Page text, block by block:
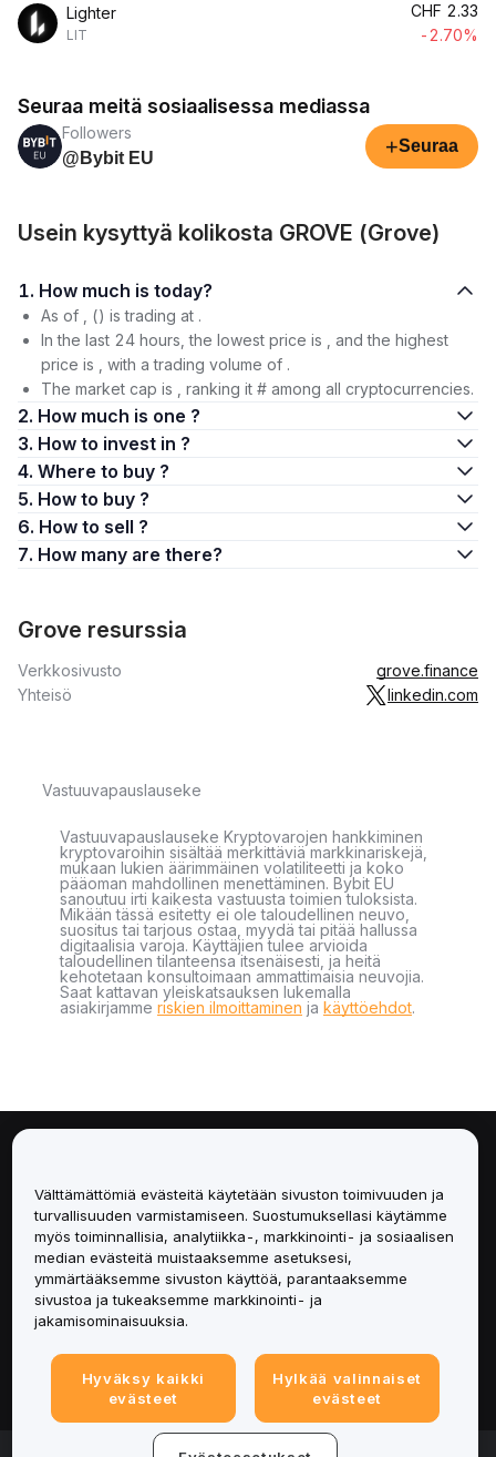
Lighter
LIT
CHF 2.33
-2.70%
Seuraa meitä sosiaalisessa mediassa
Followers
@Bybit EU
+Seuraa
Usein kysyttyä kolikosta GROVE (Grove)
1. How much is today?
As of , () is trading at .
In the last 24 hours, the lowest price is , and the highest
price is , with a trading volume of .
The market cap is , ranking it # among all cryptocurrencies.
2. How much is one ?
3. How to invest in ?
4. Where to buy ?
5. How to buy ?
6. How to sell ?
7. How many are there?
Grove resurssia
Verkkosivusto
grove.finance
Yhteisö
linkedin.com
Vastuuvapauslauseke
Vastuuvapauslauseke Kryptovarojen hankkiminen
kryptovaroihin sisältää merkittäviä markkinariskejä,
mukaan lukien äärimmäinen volatiliteetti ja koko
pääoman mahdollinen menettäminen. Bybit EU
sanoutuu irti kaikesta vastuusta toimien tuloksista.
Mikään tässä esitetty ei ole taloudellinen neuvo,
suositus tai tarjous ostaa, myydä tai pitää hallussa
digitaalisia varoja. Käyttäjien tulee arvioida
taloudellinen tilanteensa itsenäisesti, ja heitä
kehotetaan konsultoimaan ammattimaisia neuvojia.
Saat kattavan yleiskatsauksen lukemalla
asiakirjamme riskien ilmoittaminen ja käyttöehdot.
Palvelut
Tuki
Tuotteet
Lakiasiat
Välttämättömiä evästeitä käytetään sivuston toimivuuden ja
turvallisuuden varmistamiseen. Suostumuksellasi käytämme
myös toiminnallisia, analytiikka-, markkinointi- ja sosiaalisen
median evästeitä muistaaksemme asetuksesi,
ymmärtääksemme sivuston käyttöä, parantaaksemme
sivustoa ja tukeaksemme markkinointi- ja
jakamisominaisuuksia.
Hyväksy kaikki
evästeet
Hylkää valinnaiset
evästeet